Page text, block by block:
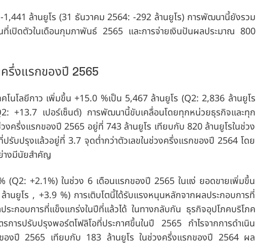
1,441 ล้านยูโร (31 ธันวาคม 2564: -292 ล้านยูโร) การพัฒนานี้ยังรวม
เปิดตัวในเดือนกุมภาพันธ์ 2565 และการจ่ายเงินปันผลประมาณ 800
รึ่งแรกของปี 2565
โนโลยีกาว เพิ่มขึ้น +15.0 %เป็น 5,467 ล้านยูโร (Q2: 2,836 ล้านยูโร
+13.7 เปอร์เซ็นต์) การพัฒนานี้ขับเคลื่อนโดยทุกหน่วยธุรกิจและทุก
งครึ่งแรกของปี 2565 อยู่ที่ 743 ล้านยูโร เทียบกับ 820 ล้านยูโรในช่วง
บปรุงแล้วอยู่ที่ 3.7 จุดต่ำกว่าตัวเลขในช่วงครึ่งแรกของปี 2564 โดย
างมีนัยสำคัญ
+2.1%) ในช่วง 6 เดือนแรกของปี 2565 ในแง่ ยอดขายเพิ่มขึ้น
นยูโร , +3.9 %) การเติบโตนี้ได้รับแรงหนุนหลักจากผลประกอบการที่
ะกอบการที่แข็งแกร่งในปีที่แล้วได้ ในทางกลับกัน ธุรกิจอุปโภคบริโภค
การปรับปรุงพอร์ตโฟลิโอที่ประกาศขึ้นในปี 2565 กำไรจากการดำเนิน
องปี 2565 เทียบกับ 183 ล้านยูโร ในช่วงครึ่งแรกของปี 2564 ผล